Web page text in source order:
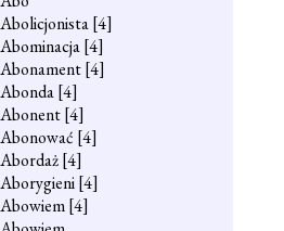
Abolicjonista[4]
Abominacja[4]
Abonament[4]
Abonda[4]
Abonent[4]
Abonować [4]
Abordaż[4]
Aborygieni[4]
Abowiem[4]